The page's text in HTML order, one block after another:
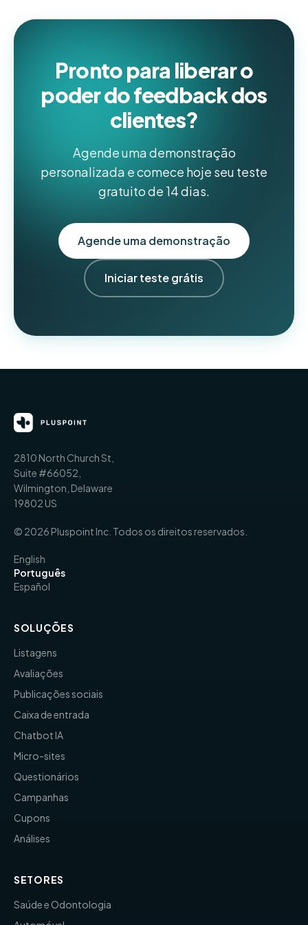
Pronto para liberar o
poder do feedback dos
clientes?
Agende uma demonstração
personalizada e comece hoje seu teste
gratuito de 14 dias.
Agende uma demonstração
Iniciar teste grátis
2810 North Church St,
Suite #66052,
Wilmington, Delaware
19802 US
© 2026 Pluspoint Inc. Todos os direitos reservados.
English
Português
Español
SOLUÇÕES
Listagens
Avaliações
Publicações sociais
Caixa de entrada
Chatbot IA
Micro-sites
Questionários
Campanhas
Cupons
Análises
SETORES
Saúde e Odontologia